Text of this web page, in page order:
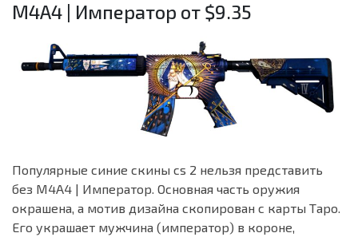
M4A4 | Император от $9.35
Популярные синие скины cs 2 нельзя представить
без M4A4 | Император. Основная часть оружия
окрашена, а мотив дизайна скопирован с карты Таро.
Его украшает мужчина (император) в короне,